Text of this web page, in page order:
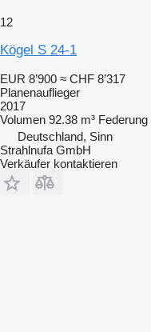
12
Kögel S 24-1
EUR 8’900 ≈ CHF 8’317
Planenauflieger
2017
Volumen 92.38 m³ Federung
Deutschland, Sinn
Strahlnufa GmbH
Verkäufer kontaktieren